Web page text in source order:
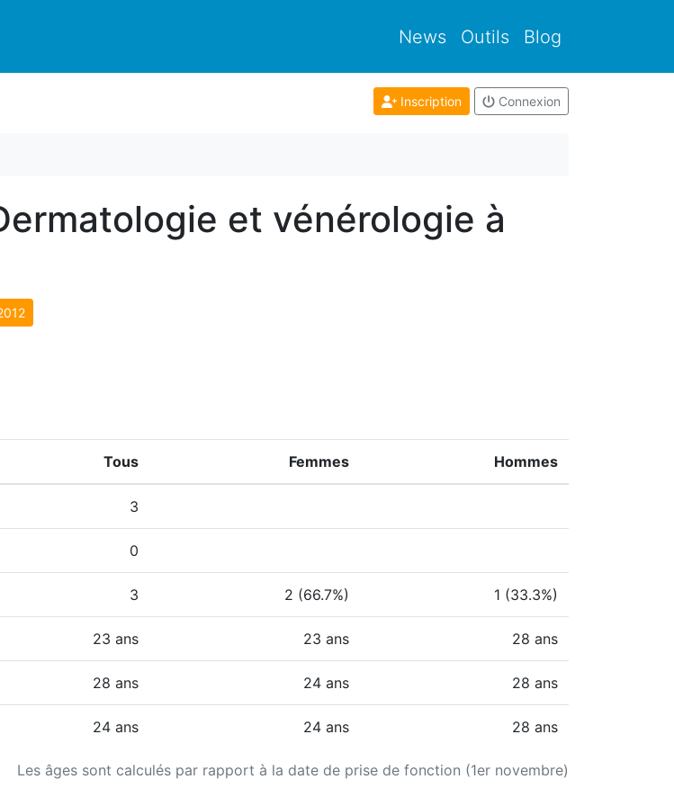
News Outils Blog
Inscription Connexion
et vénérologie à
Les âges sont calculés par rapport à la date de prise de fonction (1er novembre)
Tous Femmes Hommes
3
0
3 2 (66.7%) 1 (33.3%)
23 ans 23 ans 28 ans
28 ans 24 ans 28 ans
24 ans 24 ans 28 ans